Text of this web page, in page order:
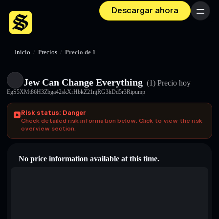
Descargar ahora Menú
Inicio / Precios / Precio de 1
Jew Can Change Everything (1) Precio hoy
EgS5XMt86H3Zbga42skXrHbkZ21njRG3hDd5r3Ripump
Risk status: Danger
Check detailed risk information below. Click to view the risk
overview section.
No price information available at this time.